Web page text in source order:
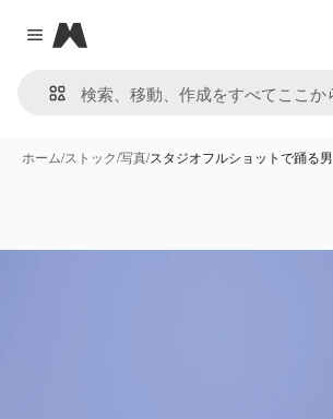
Close menu
Magnific
ホーム/ストック/写真/スタジオフルショットで踊る男